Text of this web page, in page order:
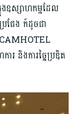
ឧស្សាហកម្មដែល
ជែង ក៍ដូចជា
រ និងការច្នៃប្រឌិត